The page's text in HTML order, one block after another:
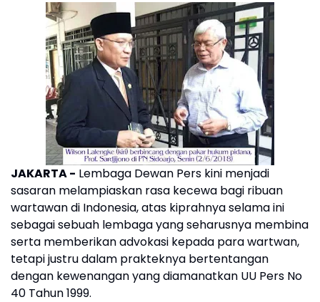
JAKARTA - Lembaga Dewan Pers kini menjadi
sasaran melampiaskan rasa kecewa bagi ribuan
wartawan di Indonesia, atas kiprahnya selama ini
sebagai sebuah lembaga yang seharusnya membina
serta memberikan advokasi kepada para wartwan,
tetapi justru dalam prakteknya bertentangan
dengan kewenangan yang diamanatkan UU Pers No
40 Tahun 1999.